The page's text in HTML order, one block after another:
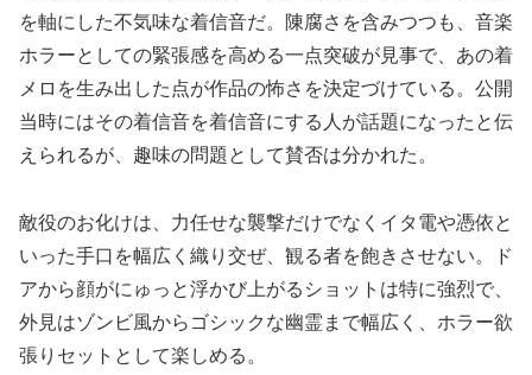
を軸にした不気味な着信音だ。陳腐さを含みつつも、音楽
ホラーとしての緊張感を高める一点突破が見事で、あの着
メロを生み出した点が作品の怖さを決定づけている。公開
当時にはその着信音を着信音にする人が話題になったと伝
えられるが、趣味の問題として賛否は分かれた。
敵役のお化けは、力任せな襲撃だけでなくイタ電や憑依と
いった手口を幅広く織り交ぜ、観る者を飽きさせない。ド
アから顔がにゅっと浮かび上がるショットは特に強烈で、
外見はゾンビ風からゴシックな幽霊まで幅広く、ホラー欲
張りセットとして楽しめる。